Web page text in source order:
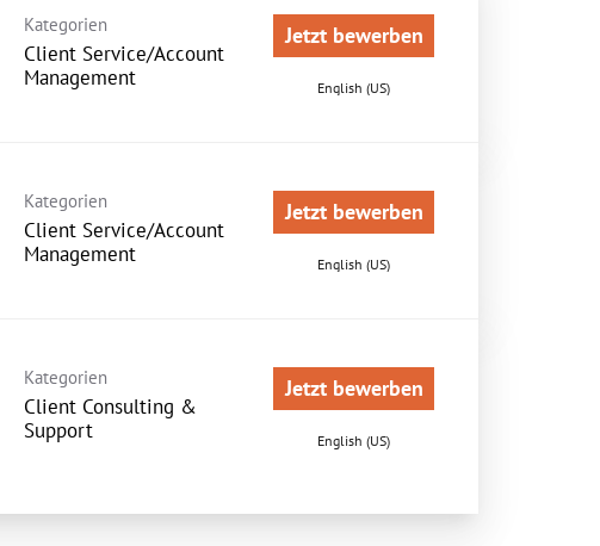
Kategorien
Client Service/Account
Management
Jetzt bewerben
English (US)
Kategorien
Client Service/Account
Management
Jetzt bewerben
English (US)
Kategorien
Client Consulting &
Support
Jetzt bewerben
English (US)